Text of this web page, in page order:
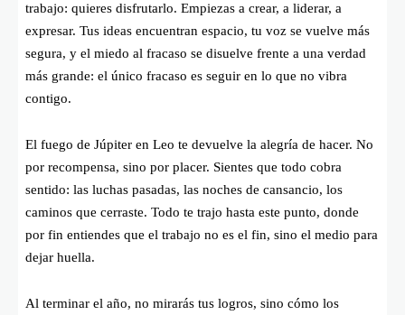
trabajo: quieres disfrutarlo. Empiezas a crear, a liderar, a
expresar. Tus ideas encuentran espacio, tu voz se vuelve más
segura, y el miedo al fracaso se disuelve frente a una verdad
más grande: el único fracaso es seguir en lo que no vibra
contigo.
El fuego de Júpiter en Leo te devuelve la alegría de hacer. No
por recompensa, sino por placer. Sientes que todo cobra
sentido: las luchas pasadas, las noches de cansancio, los
caminos que cerraste. Todo te trajo hasta este punto, donde
por fin entiendes que el trabajo no es el fin, sino el medio para
dejar huella.
Al terminar el año, no mirarás tus logros, sino cómo los